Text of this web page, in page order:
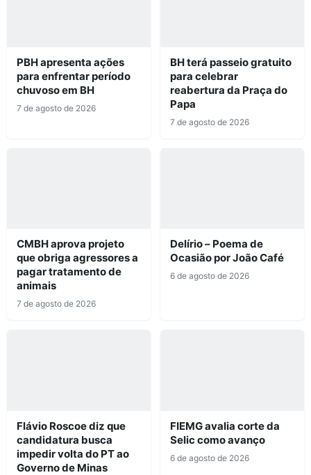
PBH apresenta ações
para enfrentar período
chuvoso em BH
7 de agosto de 2026
BH terá passeio gratuito
para celebrar
reabertura da Praça do
Papa
7 de agosto de 2026
CMBH aprova projeto
que obriga agressores a
pagar tratamento de
animais
7 de agosto de 2026
Delírio – Poema de
Ocasião por João Café
6 de agosto de 2026
Flávio Roscoe diz que
candidatura busca
impedir volta do PT ao
Governo de Minas
FIEMG avalia corte da
Selic como avanço
6 de agosto de 2026